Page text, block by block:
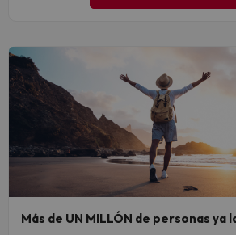
Más de UN MILLÓN de personas ya